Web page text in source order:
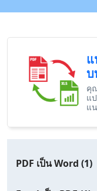
แ
บ
คุ
แ
แ
PDF เป็น Word (1)